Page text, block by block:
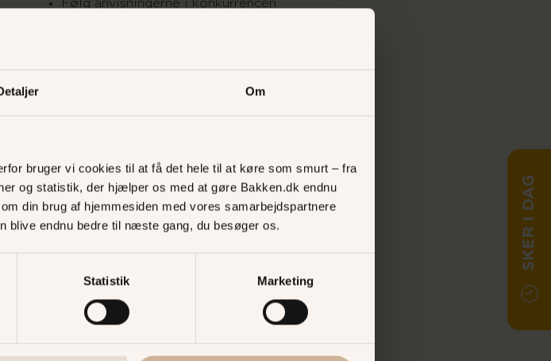
Om
bruger vi cookies til at få det hele til at køre som smurt – fra
og statistik, der hjælper os med at gøre Bakken.dk endnu
din brug af hjemmesiden med vores samarbejdspartnere
blive endnu bedre til næste gang, du besøger os.
Statistik Marketing
SKER I DAG
Følg anvisningerne i konkurrencen
eventuelle ukorrekte oplysninger og
data såsom e-mail adresse
Heltids- og sæsonansatte på Bakken og
i Bakkens forretninger må ikke deltage i
eller associeret med platformen